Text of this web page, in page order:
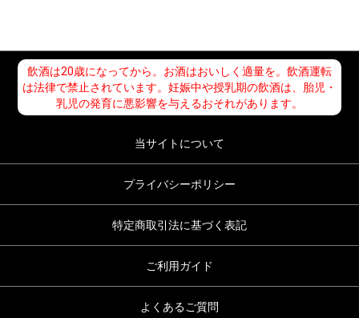
飲酒は20歳になってから。お酒はおいしく適量を。飲酒運転
は法律で禁止されています。妊娠中や授乳期の飲酒は、胎児・
乳児の発育に悪影響を与えるおそれがあります。
当サイトについて
プライバシーポリシー
特定商取引法に基づく表記
ご利用ガイド
よくあるご質問